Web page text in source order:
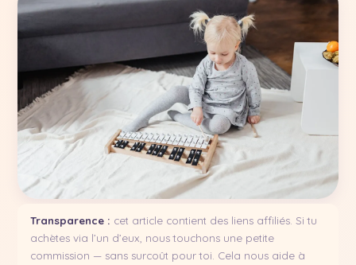
Transparence : cet article contient des liens affiliés. Si tu
achètes via l’un d’eux, nous touchons une petite
commission — sans surcoût pour toi. Cela nous aide à